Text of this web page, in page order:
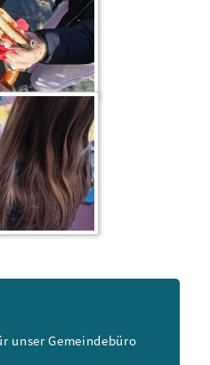
unser Gemeindebüro